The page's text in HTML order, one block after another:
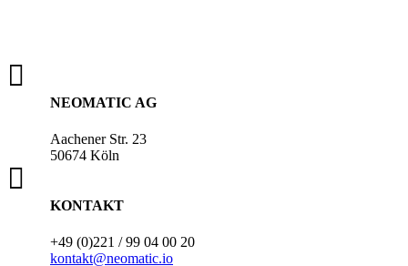

NEOMATIC AG
Aachener Str. 23
50674 Köln

KONTAKT
+49 (0)221 / 99 04 00 20
kontakt@neomatic.io